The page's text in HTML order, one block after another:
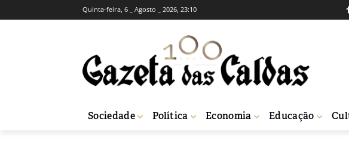
Quinta-feira, 6 _ Agosto _ 2026, 23:10
Sociedade Política Economia Educação
Acórdão do Supremo
quase 800 mil euros
Fátima Ferreira - 8 de Fevereiro, 2019